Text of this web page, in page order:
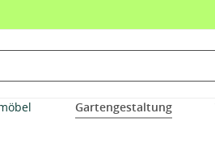
Gartengestaltung